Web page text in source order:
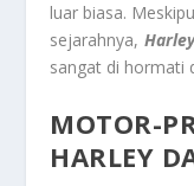
luar biasa.
sejarahnya,
sangat di hormati
MOTOR-
HARLEY